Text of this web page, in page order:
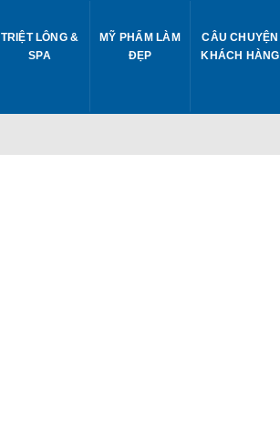
TRIỆT LÔNG &
SPA
MỸ PHẨM LÀM
ĐẸP
CÂU CHUYỆN
KHÁCH HÀNG